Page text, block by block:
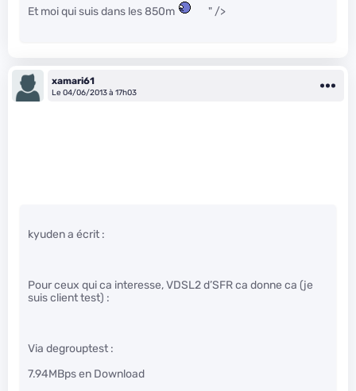
Et moi qui suis dans les 850m " />
xamari61
Le 04/06/2013 à 17h03
kyuden a écrit :
Pour ceux qui ca interesse, VDSL2 d’SFR ca donne ca (je
suis client test) :
Via degrouptest :
7.94MBps en Download